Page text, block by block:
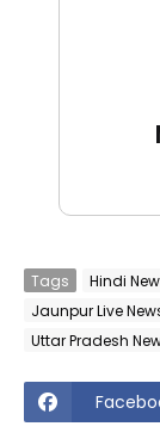
Tags Hindi
Jaunpur Live
Uttar Pradesh